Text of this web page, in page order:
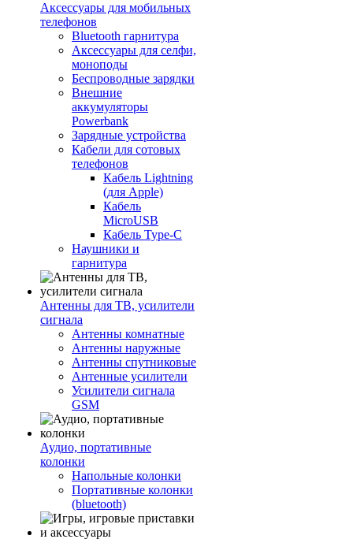
Аксессуары для мобильных
телефонов
Bluetooth гарнитура
Аксессуары для селфи,
моноподы
Беспроводные зарядки
Внешние
аккумуляторы
Powerbank
Зарядные устройства
Кабели для сотовых
телефонов
Кабель Lightning
(для Apple)
Кабель
MicroUSB
Кабель Type-C
Наушники и
гарнитура
Антенны для ТВ, усилители
сигнала
Антенны комнатные
Антенны наружные
Антенны спутниковые
Антенные усилители
Усилители сигнала
GSM
Аудио, портативные
колонки
Напольные колонки
Портативные колонки
(bluetooth)